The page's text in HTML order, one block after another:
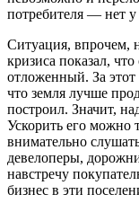
потребителя — нет у
Ситуация, впрочем,
кризиса показал,
отложенный. За
что земля лучше
построил. Значит,
Ускорить его можно
внимательно
девелоперы,
навстречу
бизнес в эти